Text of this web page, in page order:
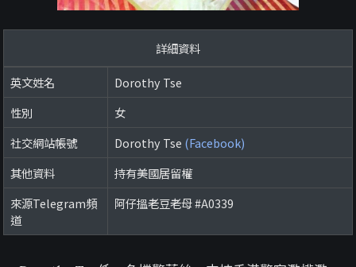
詳細資料
英文姓名
Dorothy Tse
性別
女
社交網站帳號
Dorothy Tse (Facebook)
其他資料
持有美國居留權
來源Telegram頻
道
阿仔搵老豆老母 #A0339